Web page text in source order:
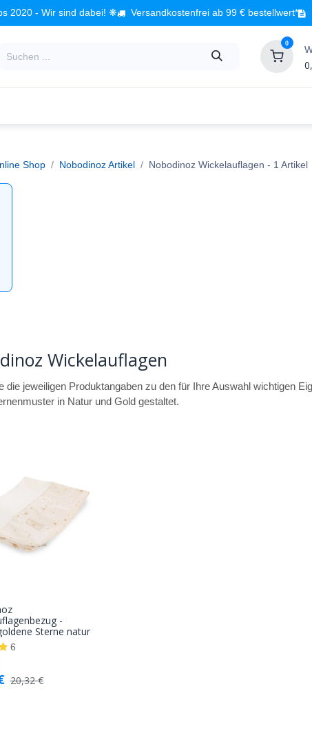
2020 - Wir sind dabei! ❋ Versandkostenfrei ab 99 € bestellwert*
0
Shop Nobodinoz Artikel Nobodinoz Wickelauflagen - 1 Artikel
Wickelauflagen
die jeweiligen Produktangaben zu den für Ihre Auswahl wichtigen
in Natur und Gold gestaltet.
In den
Warenkorb
-
Sterne natur
6
20,32€